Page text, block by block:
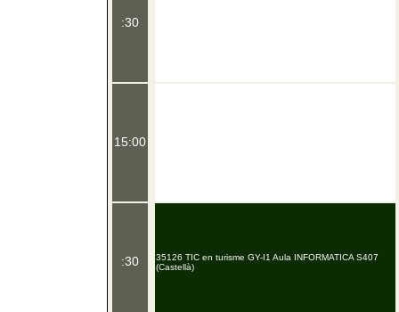
:30
15:00
:30
35126 TIC en turisme GY-I1 Aula INFORMATICA S407
(Castellà)